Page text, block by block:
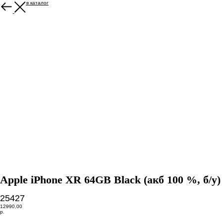
Вернуться в каталог
Apple iPhone XR 64GB Black (акб 100 %, б/у)
25427
12990,00
р.